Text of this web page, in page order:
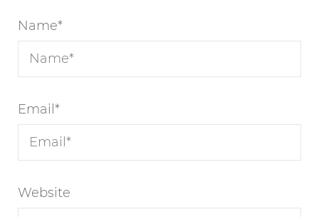
Name*
Email *
Website